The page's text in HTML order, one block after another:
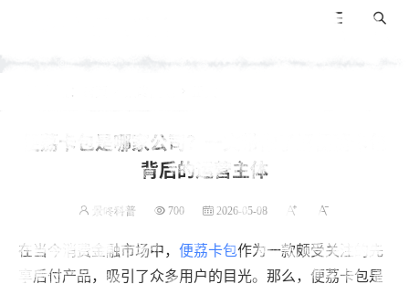
便荔卡包是哪家公司？一文带你了解便荔卡包
背后的运营主体
景咚科普 700 2026-05-08
在当今消费金融市场中， 便荔卡包作为一款颇受关注的先
享后付产品，吸引了众多用户的目光。那么，便荔卡包是